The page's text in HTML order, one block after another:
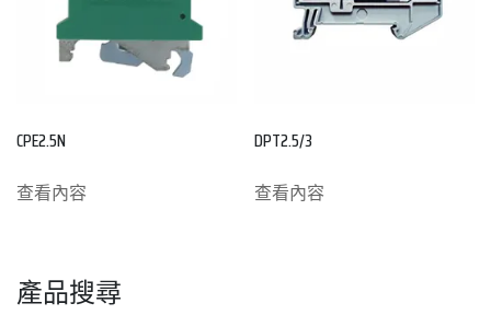
CPE2.5N
查看內容
DPT2.5/3
查看內容
產品搜尋